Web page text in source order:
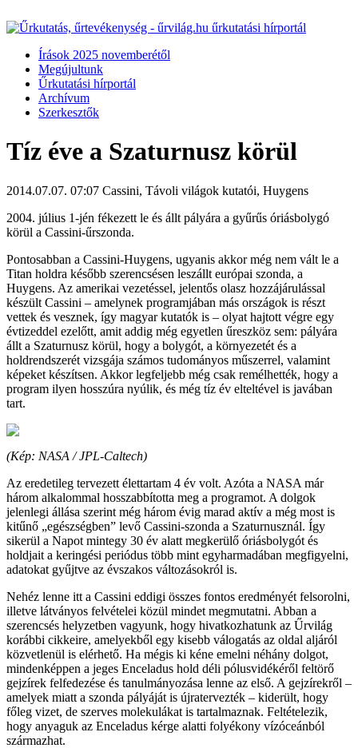
Írások 2025 novemberétől
Megújultunk
Űrkutatási hírportál
Archívum
Szerkesztők
Tíz éve a Szaturnusz körül
2014.07.07. 07:07 Cassini, Távoli világok kutatói, Huygens
2004. július 1-jén fékezett le és állt pályára a gyűrűs óriásbolygó
körül a Cassini-űrszonda.
Pontosabban a Cassini-Huygens, ugyanis akkor még nem vált le a
Titan holdra később szerencsésen leszállt európai szonda, a
Huygens. Az amerikai vezetéssel, jelentős olasz hozzájárulással
készült Cassini – amelynek programjában más országok is részt
vettek és vesznek, így magyar kutatók is – olyat hajtott végre egy
évtizeddel ezelőtt, amit addig még egyetlen űreszköz sem: pályára
állt a Szaturnusz körül, hogy a bolygót, a környezetét és a
holdrendszerét vizsgája számos tudományos műszerrel, valamint
képeket készítsen. Akkor legfeljebb még csak remélhették, hogy a
program ilyen hosszúra nyúlik, és még tíz év elteltével is javában
tart.
(Kép: NASA / JPL-Caltech)
Az eredetileg tervezett élettartam 4 év volt. Azóta a NASA már
három alkalommal hosszabbította meg a programot. A dolgok
jelenlegi állása szerint még három évig marad aktív a még most is
kitűnő „egészségben” levő Cassini-szonda a Szaturnusznál. Így
sikerül a Napot mintegy 30 év alatt megkerülő óriásbolygót és
holdjait a keringési periódus több mint egyharmadában megfigyelni,
adatokat gyűjtve az évszakos változásokról is.
Nehéz lenne itt a Cassini eddigi összes fontos eredményét felsorolni,
illetve látványos felvételei közül mindet megmutatni. Abban a
szerencsés helyzetben vagyunk, hogy hivatkozhatunk az Űrvilág
korábbi cikkeire, amelyekből egy kisebb válogatás az oldal aljáról
közvetlenül is elérhető. Ha mégis ki kéne emelni néhány dolgot,
mindenképpen a jeges Enceladus hold déli pólusvidékéről feltörő
gejzírek felfedezése és tanulmányozása lenne az első. A gejzírekről –
amelyek miatt a szonda pályáját is újratervezték – kiderült, hogy
főleg vizet, de szerves molekulákat is tartalmaznak. Feltételezik,
hogy anyaguk az Enceladus kérge alatti folyékony vízóceánból
származhat.